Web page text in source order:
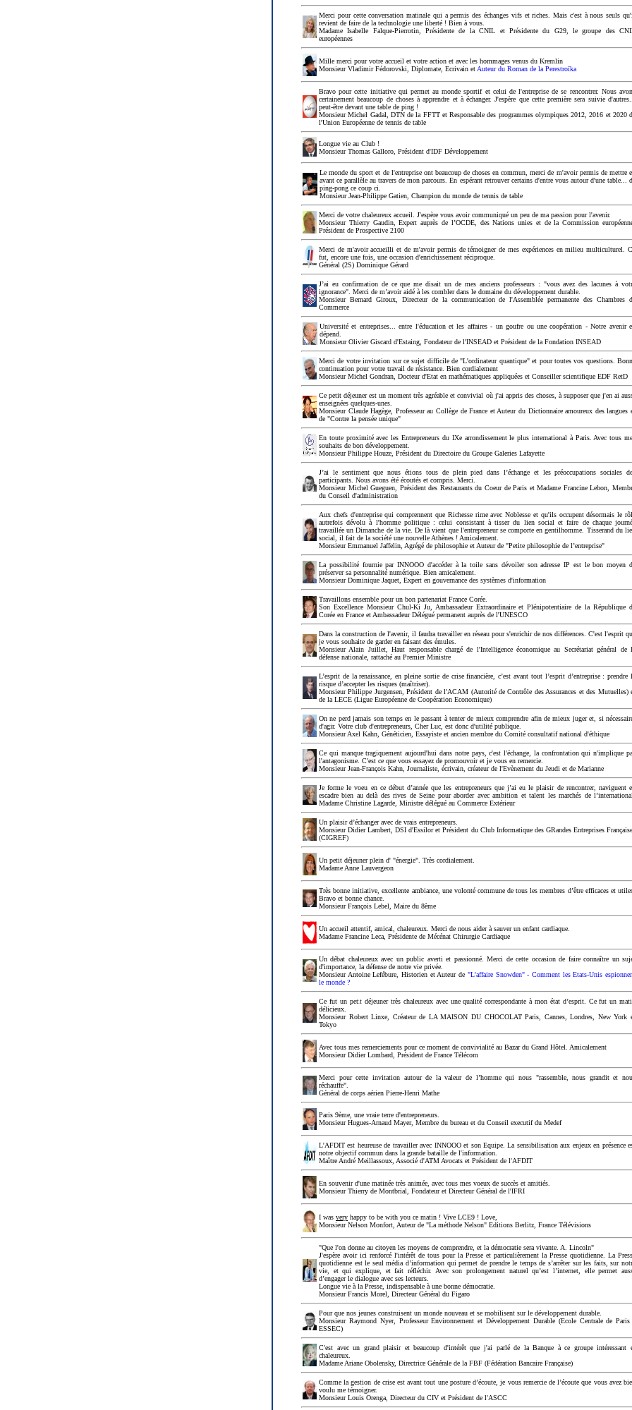
Merci pour cette conversation matinale qui a permis des échanges vifs et riches. Mais c'est à nous seuls
revient de faire de la technologie une liberté ! Bien à vous.
Madame Isabelle Falque-Pierrotin, Présidente de la CNIL et Présidente du G29, le groupe des
européennes
Mille merci pour votre accueil et votre action et avec les hommages venus du Kremlin
Monsieur Vladimir Fédorovski, Diplomate, Ecrivain et Auteur du Roman de la Perestroïka
Bravo pour cette initiative qui permet au monde sportif et celui de l'entreprise de se rencontrer. Nous
certainement beaucoup de choses à apprendre et à échanger. J'espère que cette première sera suivie d'autres...
peut-être devant une table de ping !
Monsieur Michel Gadal, DTN de la FFTT et Responsable des programmes olympiques 2012, 2016 et 2020
l'Union Européenne de tennis de table
Longue vie au Club !
Monsieur Thomas Galloro, Président d'IDF Développement
Le monde du sport et de l'entreprise ont beaucoup de choses en commun, merci de m'avoir permis de mettre
avant ce parallèle au travers de mon parcours. En espérant retrouver certains d'entre vous autour d'une table...
ping-pong ce coup ci.
Monsieur Jean-Philippe Gatien, Champion du monde de tennis de table
Merci de votre chaleureux accueil. J'espère vous avoir communiqué un peu de ma passion pour l'avenir.
Monsieur Thierry Gaudin, Expert auprès de l’OCDE, des Nations unies et de la Commission
Président de Prospective 2100
Merci de m'avoir accueilli et de m'avoir permis de témoigner de mes expériences en milieu multiculturel.
fut, encore une fois, une occasion d'enrichissement réciproque.
Général (2S) Dominique Gérard
J’ai eu confirmation de ce que me disait un de mes anciens professeurs : "vous avez des lacunes à
ignorance". Merci de m’avoir aidé à les combler dans le domaine du développement durable.
Monsieur Bernard Giroux, Directeur de la communication de l'Assemblée permanente des Chambres
Commerce
Université et entreprises... entre l'éducation et les affaires - un goufre ou une coopération - Notre avenir
dépend.
Monsieur Olivier Giscard d'Estaing, Fondateur de l'INSEAD et Président de la Fondation INSEAD
Merci de votre invitation sur ce sujet difficile de "L'ordinateur quantique" et pour toutes vos questions.
continuation pour votre travail de résistance. Bien cordialement
Monsieur Michel Gondran, Docteur d'Etat en mathématiques appliquées et Conseiller scientifique EDF RetD
Ce petit déjeuner est un moment très agréable et convivial où j'ai appris des choses, à supposer que j'en ai
enseignées quelques-unes.
Monsieur Claude Hagège, Professeur au Collège de France et Auteur du Dictionnaire amoureux des langues
de "Contre la pensée unique"
En toute proximité avec les Entrepreneurs du IXe arrondissement le plus international à Paris. Avec tous
souhaits de bon développement.
Monsieur Philippe Houze, Président du Directoire du Groupe Galeries Lafayette
J’ai le sentiment que nous étions tous de plein pied dans l’échange et les préoccupations sociales
participants. Nous avons été écoutés et compris. Merci.
Monsieur Michel Gueguen, Président des Restaurants du Coeur de Paris et Madame Francine Lebon,
du Conseil d'administration
Aux chefs d'entreprise qui comprennent que Richesse rime avec Noblesse et qu'ils occupent désormais le
autrefois dévolu à l'homme politique : celui consistant à tisser du lien social et faire de chaque
travaillée un Dimanche de la vie. De là vient que l'entrepreneur se comporte en gentilhomme. Tisserand du
social, il fait de la société une nouvelle Athènes ! Amicalement.
Monsieur Emmanuel Jaffelin, Agrégé de philosophie et Auteur de "Petite philosophie de l’entreprise"
La possibilité fournie par INNOOO d'accéder à la toile sans dévoiler son adresse IP est le bon moyen
préserver sa personnalité numérique. Bien amicalement.
Monsieur Dominique Jaquet, Expert en gouvernance des systèmes d'information
Travaillons ensemble pour un bon partenariat France Corée.
Son Excellence Monsieur Chul-Ki Ju, Ambassadeur Extraordinaire et Plénipotentiaire de la République
Corée en France et Ambassadeur Délégué permanent auprès de l'UNESCO
Dans la construction de l'avenir, il faudra travailler en réseau pour s'enrichir de nos différences. C'est l'esprit
je vous souhaite de garder en faisant des émules.
Monsieur Alain Juillet, Haut responsable chargé de l'Intelligence économique au Secrétariat général de
défense nationale, rattaché au Premier Ministre
L’esprit de la renaissance, en pleine sortie de crise financière, c’est avant tout l’esprit d’entreprise : prendre
risque d’accepter les risques (maîtriser).
Monsieur Philippe Jurgensen, Président de l'ACAM (Autorité de Contrôle des Assurances et des Mutuelles)
de la LECE (Ligue Européenne de Coopération Economique)
On ne perd jamais son temps en le passant à tenter de mieux comprendre afin de mieux juger et, si
d'agir. Votre club d'entrepreneurs, Cher Luc, est donc d'utilité publique.
Monsieur Axel Kahn, Généticien, Essayiste et ancien membre du Comité consultatif national d'éthique
Ce qui manque tragiquement aujourd'hui dans notre pays, c'est l'échange, la confrontation qui n'implique
l'antagonisme. C'est ce que vous essayez de promouvoir et je vous en remercie.
Monsieur Jean-François Kahn, Journaliste, écrivain, créateur de l'Evènement du Jeudi et de Marianne
Je forme le voeu en ce début d’année que les entrepreneurs que j’ai eu le plaisir de rencontrer, naviguent
escadre bien au delà des rives de Seine pour aborder avec ambition et talent les marchés de l’international.
Madame Christine Lagarde, Ministre délégué au Commerce Extérieur
Un plaisir d’échanger avec de vrais entrepreneurs.
Monsieur Didier Lambert, DSI d'Essilor et Président du Club Informatique des GRandes Entreprises
(CIGREF)
Un petit déjeuner plein d' "énergie". Très cordialement.
Madame Anne Lauvergeon
Très bonne initiative, excellente ambiance, une volonté commune de tous les membres d’être efficaces et
Bravo et bonne chance.
Monsieur François Lebel, Maire du 8ème
Un accueil attentif, amical, chaleureux. Merci de nous aider à sauver un enfant cardiaque.
Madame Francine Leca, Présidente de Mécénat Chirurgie Cardiaque
Un débat chaleureux avec un public averti et passionné. Merci de cette occasion de faire connaître un
d'importance, la défense de notre vie privée.
Monsieur Antoine Lefébure, Historien et Auteur de "L'affaire Snowden" - Comment les Etats-Unis
le monde ?
Ce fut un petit déjeuner très chaleureux avec une qualité correspondante à mon état d’esprit. Ce fut un
délicieux.
Monsieur Robert Linxe, Créateur de LA MAISON DU CHOCOLAT Paris, Cannes, Londres, New York
Tokyo
Avec tous mes remerciements pour ce moment de convivialité au Bazar du Grand Hôtel. Amicalement
Monsieur Didier Lombard, Président de France Télécom
Merci pour cette invitation autour de la valeur de l’homme qui nous "rassemble, nous grandit et
réchauffe".
Général de corps aérien Pierre-Henri Mathe
Paris 9ème, une vraie terre d'entrepreneurs.
Monsieur Hugues-Arnaud Mayer, Membre du bureau et du Conseil executif du Medef
L'AFDIT est heureuse de travailler avec INNOOO et son Equipe. La sensibilisation aux enjeux en présence
notre objectif commun dans la grande bataille de l'information.
Maître André Meillassoux, Associé d'ATM Avocats et Président de l'AFDIT
En souvenir d'une matinée très animée, avec tous mes voeux de succès et amitiés.
Monsieur Thierry de Montbrial, Fondateur et Directeur Général de l'IFRI
I was very happy to be with you ce matin ! Vive LCE9 ! Love,
Monsieur Nelson Monfort, Auteur de "La méthode Nelson" Editions Berlitz, France Télévisions
"Que l'on donne au citoyen les moyens de comprendre, et la démocratie sera vivante. A. Lincoln"
J'espère avoir ici renforcé l'intérêt de tous pour la Presse et particulièrement la Presse quotidienne. La
quotidienne est le seul média d’information qui permet de prendre le temps de s’arrêter sur les faits, sur
vie, et qui explique, et fait réfléchir. Avec son prolongement naturel qu’est l’internet, elle permet
d’engager le dialogue avec ses lecteurs.
Longue vie à la Presse, indispensable à une bonne démocratie.
Monsieur Francis Morel, Directeur Général du Figaro
Pour que nos jeunes construisent un monde nouveau et se mobilisent sur le développement durable.
Monsieur Raymond Nyer, Professeur Environnement et Développement Durable (Ecole Centrale de
ESSEC)
C'est avec un grand plaisir et beaucoup d'intérêt que j'ai parlé de la Banque à ce groupe intéressant
chaleureux.
Madame Ariane Obolensky, Directrice Générale de la FBF (Fédération Bancaire Française)
Comme la gestion de crise est avant tout une posture d’écoute, je vous remercie de l’écoute que vous avez
voulu me témoigner.
Monsieur Louis Orenga, Directeur du CIV et Président de l'ASCC